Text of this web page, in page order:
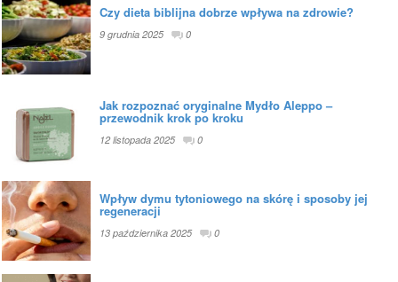
Czy dieta biblijna dobrze wpływa na zdrowie?
9 grudnia 2025 0
Jak rozpoznać oryginalne Mydło Aleppo –
przewodnik krok po kroku
12 listopada 2025 0
Wpływ dymu tytoniowego na skórę i sposoby jej
regeneracji
13 października 2025 0